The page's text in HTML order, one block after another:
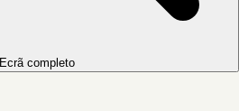
Ecrã completo